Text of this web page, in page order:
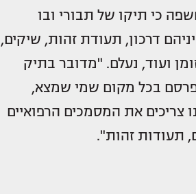
כי תיקו של תבורי ובו
דרכון, תעודת זהות, שיקים,
יורו במזומן ועוד, נעלם. "מדובר בתיק
בכל מקום שמי שמצא,
צריכים את המסמכים הרפואיים
תעודות זהות".